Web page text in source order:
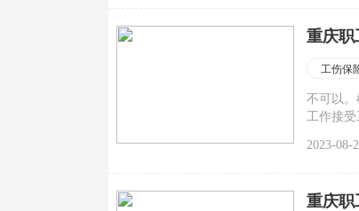
重庆职
工伤保
不可以
工作接
2023-08-
重庆职